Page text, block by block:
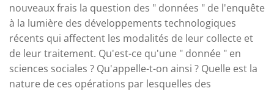
nouveaux frais la question des " données " de l'enquête
à la lumière des développements technologiques
récents qui affectent les modalités de leur collecte et
de leur traitement. Qu'est-ce qu'une " donnée " en
sciences sociales ? Qu'appelle-t-on ainsi ? Quelle est la
nature de ces opérations par lesquelles des